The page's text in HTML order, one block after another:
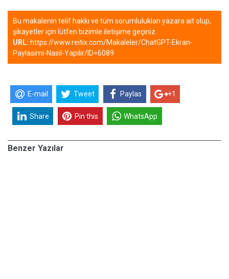
Bu makalenin telif hakkı ve tüm sorumlulukları yazara ait olup,
şikayetler için lütfen bizimle iletişime geçiniz.
URL: https://www.reitix.com/Makaleler/ChatGPT-Ekran-
Paylasimi-Nasil-Yapilir/ID=6089
E-mail Tweet Paylas +1
Share Pin this WhatsApp
Benzer Yazılar